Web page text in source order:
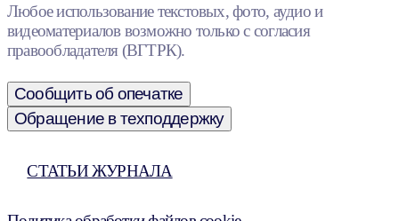
Любое использование текстовых, фото, аудио и
видеоматериалов возможно только с согласия
правообладателя (ВГТРК).
Сообщить об опечатке
Обращение в техподдержку
СТАТЬИ ЖУРНАЛА